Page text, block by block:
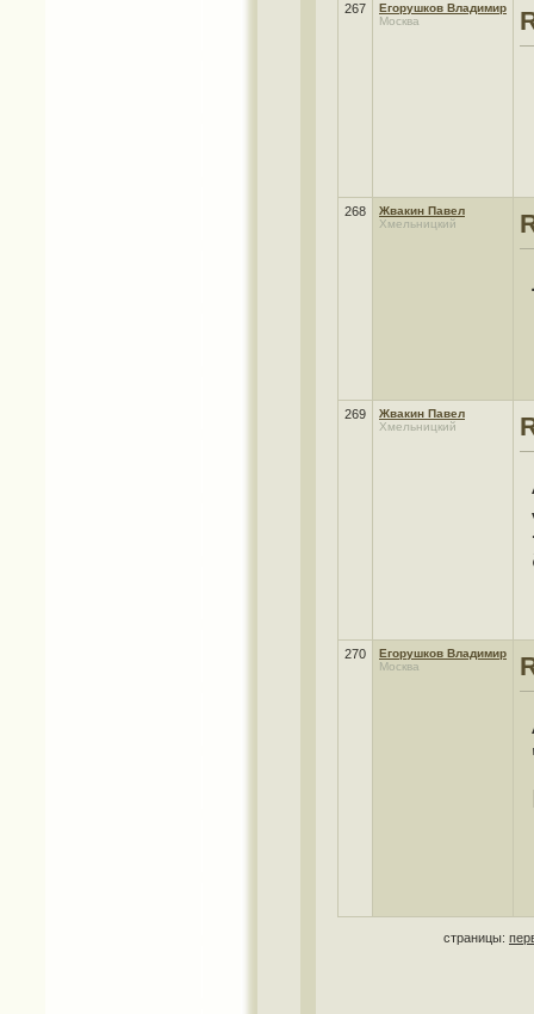
267
Егорушков Владимир
Москва
268
Жвакин Павел
Хмельницкий
269
Жвакин Павел
Хмельницкий
270
Егорушков Владимир
Москва
страницы: